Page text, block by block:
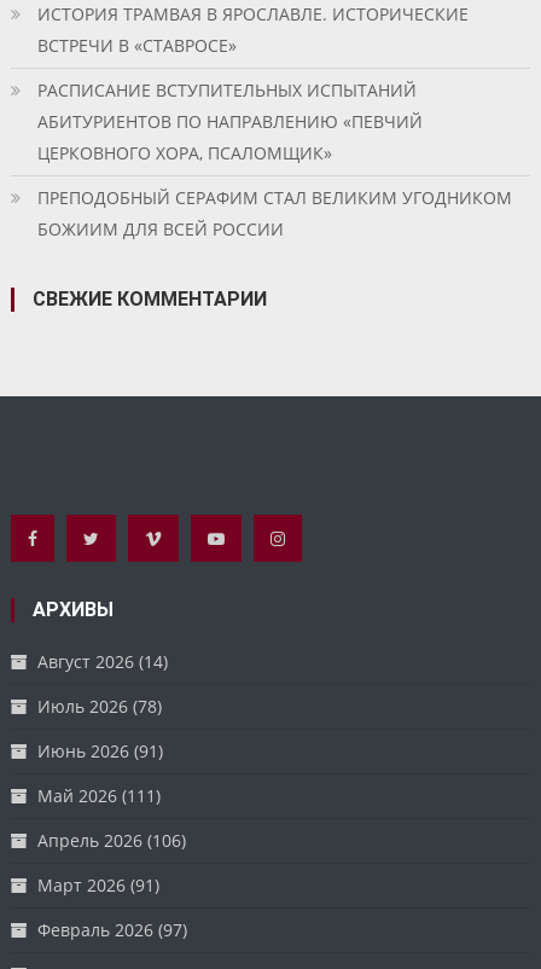
ИСТОРИЯ ТРАМВАЯ В ЯРОСЛАВЛЕ. ИСТОРИЧЕСКИЕ
ВСТРЕЧИ В «СТАВРОСЕ»
РАСПИСАНИЕ ВСТУПИТЕЛЬНЫХ ИСПЫТАНИЙ
АБИТУРИЕНТОВ ПО НАПРАВЛЕНИЮ «ПЕВЧИЙ
ЦЕРКОВНОГО ХОРА, ПСАЛОМЩИК»
ПРЕПОДОБНЫЙ СЕРАФИМ СТАЛ ВЕЛИКИМ УГОДНИКОМ
БОЖИИМ ДЛЯ ВСЕЙ РОССИИ
СВЕЖИЕ КОММЕНТАРИИ
АРХИВЫ
Август 2026 (14)
Июль 2026 (78)
Июнь 2026 (91)
Май 2026 (111)
Апрель 2026 (106)
Март 2026 (91)
Февраль 2026 (97)